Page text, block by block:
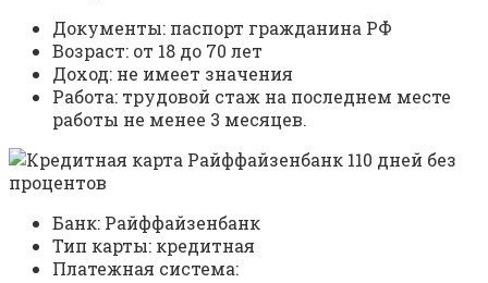
Документы: паспорт гражданина РФ
Возраст: от 18 до 70 лет
Доход: не имеет значения
Работа: трудовой стаж на последнем месте
работы не менее 3 месяцев.
Банк: Райффайзенбанк
Тип карты: кредитная
Платежная система: